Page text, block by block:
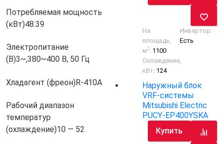
Потребляемая мощность
(кВт)48.39
Электропитание
(В)3~,380~400 В, 50 Гц
Хладагент (фреон)R-410A
Рабочий диапазон
температур
(охлаждение)10 — 52
На
площадь,
м2: 1100
Инвертор:
Есть
Охлаждение,
кВт: 124
Наружный блок
VRF-системы
Mitsubishi Electric
PUCY-EP400YSKA
Купить